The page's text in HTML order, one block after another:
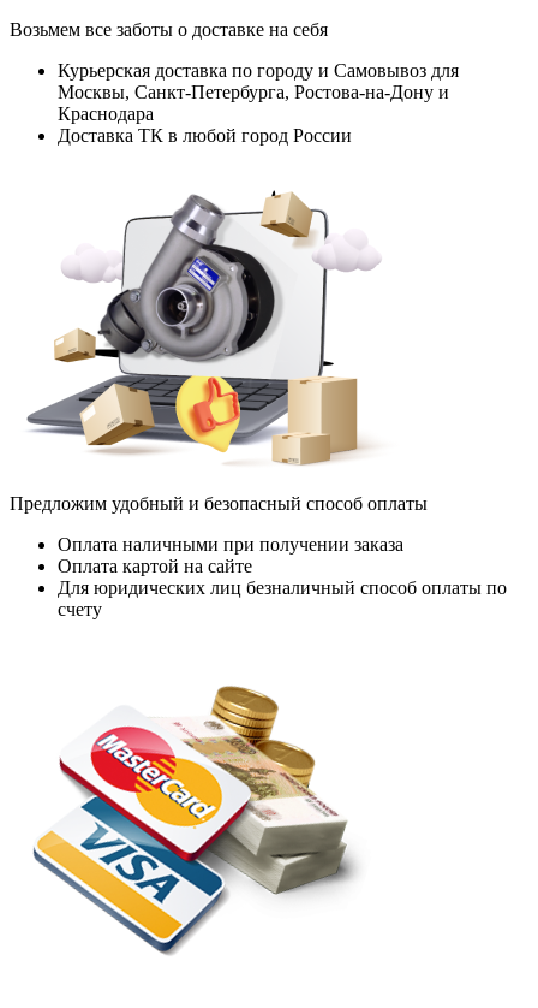
Возьмем все заботы о доставке на себя
Курьерская доставка по городу и Самовывоз для
Москвы, Санкт-Петербурга, Ростова-на-Дону и
Краснодара
Доставка ТК в любой город России
Предложим удобный и безопасный способ оплаты
Оплата наличными при получении заказа
Оплата картой на сайте
Для юридических лиц безналичный способ оплаты по
счету